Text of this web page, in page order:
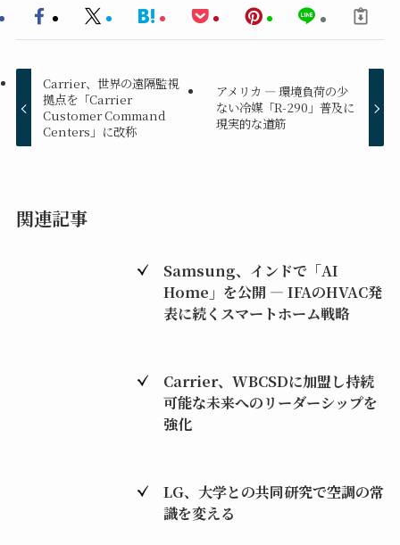
Carrier、世界の遠隔監視
拠点を「Carrier
Customer Command
Centers」に改称
アメリカ ― 環境負荷の少
ない冷媒「R-290」普及に
現実的な道筋
関連記事
Samsung、インドで「AI
Home」を公開 ― IFAのHVAC発
表に続くスマートホーム戦略
Carrier、WBCSDに加盟し持続
可能な未来へのリーダーシップを
強化
LG、大学との共同研究で空調の常
識を変える